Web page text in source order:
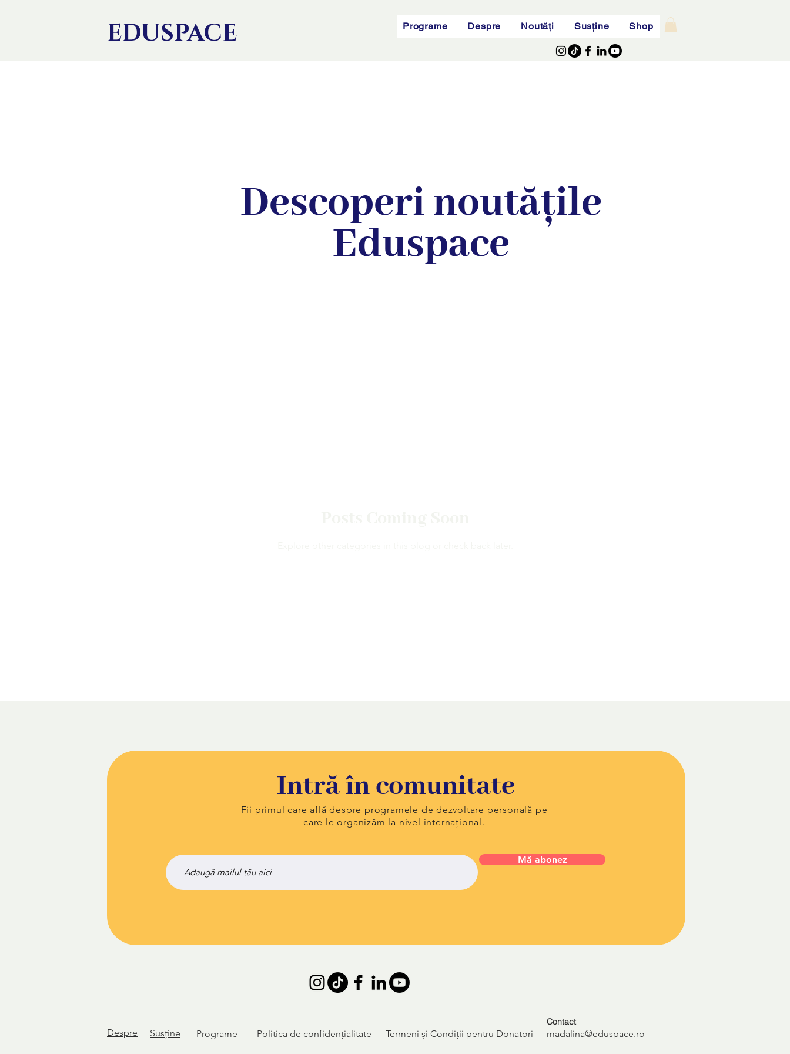
EDUSPACE Programe Despre Noutăți Susține Shop
Descoperi noutățile
Eduspace
Intră în comunitate
Fii primul care află despre programele de dezvoltare personală pe
care le organizăm la nivel internațional.
Mă abonez
Despre Susține Programe
Contact
Politica de confidențialitate Termeni și Condiții pentru Donatori madalina@eduspace.ro